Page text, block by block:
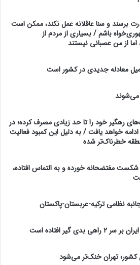
برسند و سنا عاقلانه عمل نکند، ممکن است
باشم / بسیاری از مردم از
از من عصبانی نیستند
معادله جدیدی در کشور است
می‌شوند
رهگیر خود را تا حد زیادی مصرف کرده؛ در
خواهد یافت / به دلیل این کمبود فعالیت
خطرناک‌تر شده
مفتضحانه خورده و به التماس افتاده،
نظامی ترکیه-عربستان-پاکستان
گیر افتاده است
کشور؛ تهران خنک‌تر می‌شود